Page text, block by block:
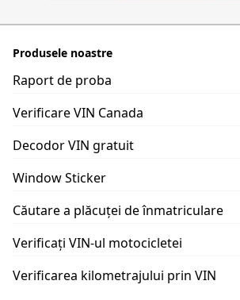
Produsele noastre
Raport de proba
Verificare VIN Canada
Decodor VIN gratuit
Window Sticker
Căutare a plăcuței de înmatriculare
Verificați VIN-ul motocicletei
Verificarea kilometrajului prin VIN